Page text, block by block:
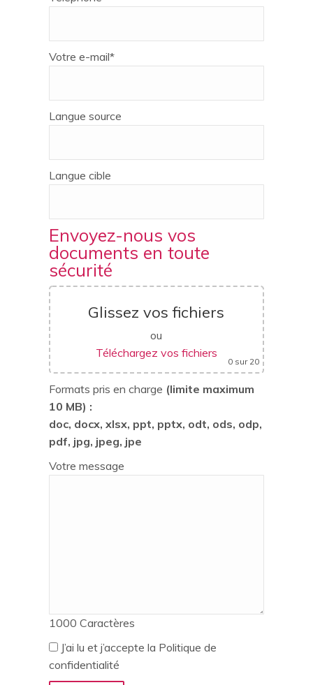
Votre e-mail*
Langue source
Langue cible
Envoyez-nous vos
documents en toute
sécurité
Glissez vos fichiers
ou
Téléchargez vos fichiers
0sur 20
Formats pris en charge (limite maximum
10 MB) :
doc, docx, xlsx, ppt, pptx, odt, ods, odp,
pdf, jpg, jpeg, jpe
Votre message
1000 Caractères
J’ai lu et j’accepte la Politique de
confidentialité